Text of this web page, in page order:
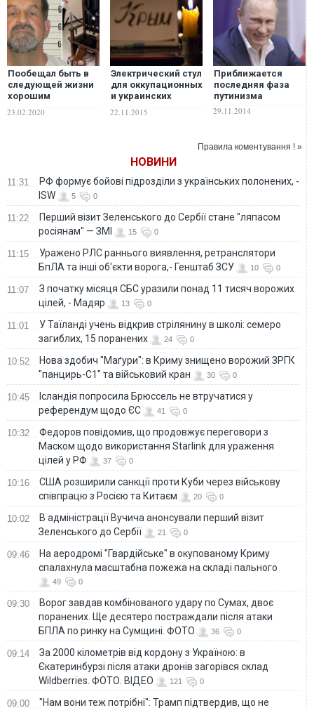
Пообещал быть в
следующей жизни
хорошим
казнили маньяка,
23.02.2020
Электрический стул
для оккупационных
и украинских
22.11.2015
Приближается
последняя фаза
путинизма
29.11.2014
Правила коментування ! »
НОВИНИ
11:31
РФ формує бойові підрозділи з українських полонених, -
ISW
5 0
11:22
Перший візит Зеленського до Сербії стане "ляпасом
росіянам" — ЗМІ
15 0
11:15
Уражено РЛС раннього виявлення, ретранслятори
БпЛА та інші об'єкти ворога,- Генштаб ЗСУ
10 0
11:07
З початку місяця СБС уразили понад 11 тисяч ворожих
цілей, - Мадяр
13 0
11:01
У Таїланді учень відкрив стрілянину в школі: семеро
загиблих, 15 поранених
24 0
10:52
Нова здобич "Маґури": в Криму знищено ворожий ЗРГК
"панцирь-С1" та військовий кран
30 0
10:45
Ісландія попросила Брюссель не втручатися у
референдум щодо ЄС
41 0
10:32
Федоров повідомив, що продовжує переговори з
Маском щодо використання Starlink для ураження
цілей у РФ
37 0
10:16
США розширили санкції проти Куби через військову
співпрацю з Росією та Китаєм
20 0
10:02
В адміністрації Вучича анонсували перший візит
Зеленського до Сербії
21 0
09:46
На аеродромі "Гвардійське" в окупованому Криму
спалахнула масштабна пожежа на складі пального
49 0
09:30
Ворог завдав комбінованого удару по Сумах, двоє
поранених. Ще десятеро постраждали після атаки
БПЛА по ринку на Сумщині. ФОТО
36 0
09:14
За 2000 кілометрів від кордону з Україною: в
Єкатеринбурзі після атаки дронів загорівся склад
Wildberries. ФОТО. ВІДЕО
121 0
09:00 "Нам вони теж потрібні": Трамп підтвердив, що не